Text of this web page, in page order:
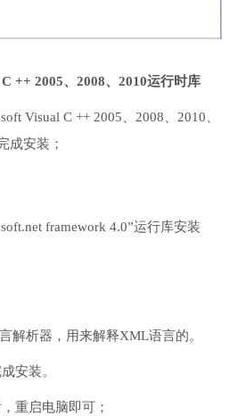
++ 2005、2008、2010运行时库
Visual C ++ 2005、2008、2010、
成安装；
framework 4.0”运行库安装
解析器，用来解释XML语言的。
安装。
重启电脑即可；